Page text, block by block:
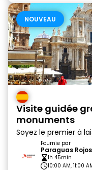
NOUVEAU
Visite guidée
monuments
Soyez le premier à
Fournie par
Paraguas Rojos
1h 45min
10:00 AM, 11:00